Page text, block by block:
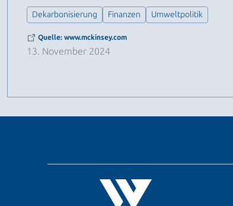
Dekarbonisierung Finanzen Umweltpolitik
Quelle: www.mckinsey.com
13. November 2024